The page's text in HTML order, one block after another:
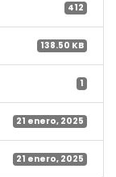
412
138.50 KB
1
21 enero, 2025
21 enero, 2025